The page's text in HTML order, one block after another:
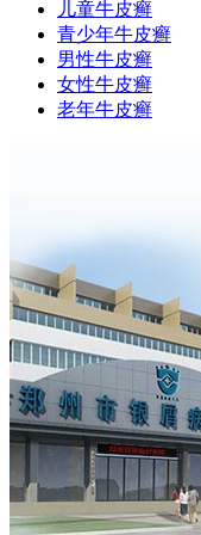
儿童牛皮癣
青少年牛皮癣
男性牛皮癣
女性牛皮癣
老年牛皮癣